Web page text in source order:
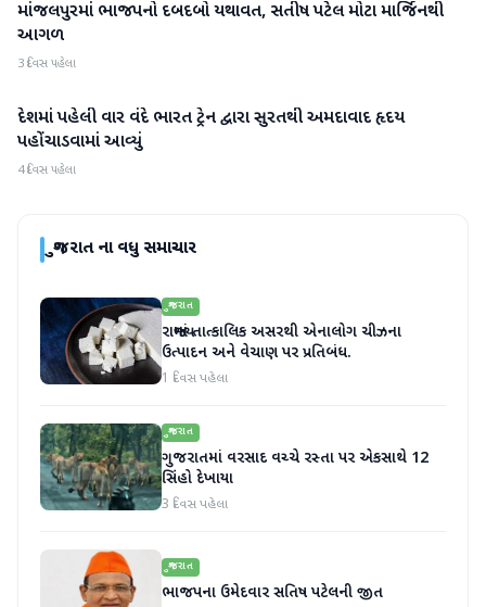
ગુજરાત
માંજલપુરમાં ભાજપનો દબદબો યથાવત, સતીષ પટેલ મોટા માર્જિનથી
આગળ
3 દિવસ પહેલા
ગુજરાત
દેશમાં પહેલી વાર વંદે ભારત ટ્રેન દ્વારા સુરતથી અમદાવાદ હૃદય
પહોંચાડવામાં આવ્યું
4 દિવસ પહેલા
ગુજરાતના વધુ સમાચાર
ગુજરાત
રાજ્યમાં તાત્કાલિક અસરથી એનાલોગ ચીઝના
ઉત્પાદન અને વેચાણ પર પ્રતિબંધ.
1 દિવસ પહેલા
ગુજરાત
ગુજરાતમાં વરસાદ વચ્ચે રસ્તા પર એકસાથે 12
સિંહો દેખાયા
3 દિવસ પહેલા
ગુજરાત
ભાજપના ઉમેદવાર સતિષ પટેલની જીત